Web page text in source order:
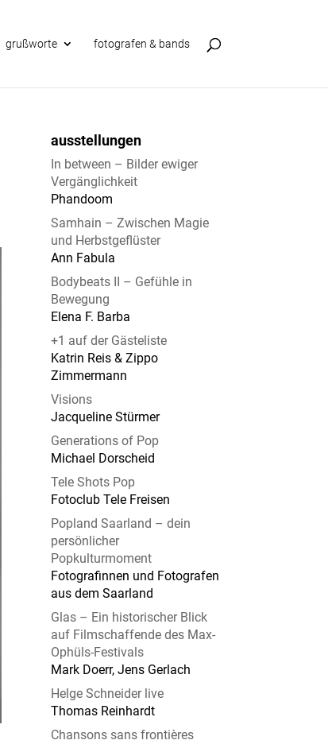
grußworte fotografen & bands
ausstellungen
In between – Bilder ewiger
Vergänglichkeit
Phandoom
Samhain – Zwischen Magie
und Herbstgeflüster
Ann Fabula
Bodybeats II – Gefühle in
Bewegung
Elena F. Barba
+1 auf der Gästeliste
Katrin Reis & Zippo
Zimmermann
Visions
Jacqueline Stürmer
Generations of Pop
Michael Dorscheid
Tele Shots Pop
Fotoclub Tele Freisen
Popland Saarland – dein
persönlicher
Popkulturmoment
Fotografinnen und Fotografen
aus dem Saarland
Glas – Ein historischer Blick
auf Filmschaffende des Max-
Ophüls-Festivals
Mark Doerr, Jens Gerlach
Helge Schneider live
Thomas Reinhardt
Chansons sans frontières